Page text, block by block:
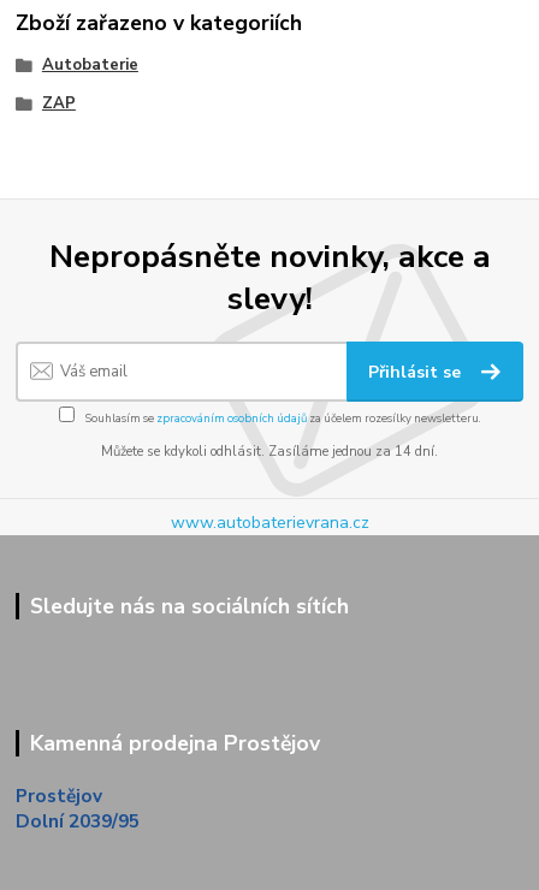
Zboží zařazeno v kategoriích
Autobaterie
ZAP
Nepropásněte novinky, akce a
slevy!
Přihlásit se
Souhlasím se zpracováním osobních údajůza účelem rozesílky newsletteru.
Můžete se kdykoli odhlásit. Zasíláme jednou za 14 dní.
www.autobaterievrana.cz
Sledujte nás na sociálních sítích
Kamenná prodejna Prostějov
Prostějov
Dolní 2039/95